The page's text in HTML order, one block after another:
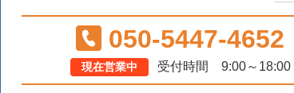
050-5447-4652
現在営業中 受付時間 9:00～18:00